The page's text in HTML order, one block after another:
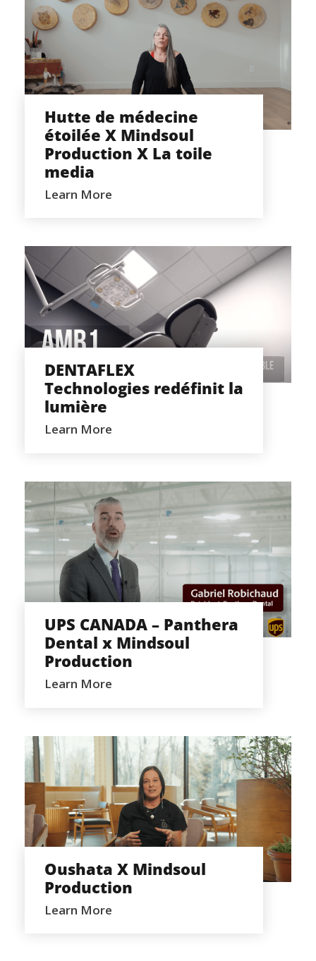
HUTTE DE MÉDECINE ÉTOILÉE X
MINDSOUL PRODUCTION X LA TOILE
MEDIA
Hutte de médecine
étoilée X Mindsoul
Production X La toile
media
Learn More
DENTAFLEX TECHNOLOGIES
REDÉFINIT LA LUMIÈRE
DENTAFLEX
Technologies redéfinit la
lumière
Learn More
UPS CANADA – PANTHERA DENTAL X
MINDSOUL PRODUCTION
UPS CANADA – Panthera
Dental x Mindsoul
Production
Learn More
OUSHATA X MINDSOUL PRODUCTION
Oushata X Mindsoul
Production
Learn More